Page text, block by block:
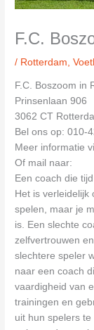
F.C.
/ Rotterdam ,
F.C. Boszoom in
Prinsenlaan 906
3062 CT
Bel ons op: 010-
Meer informatie
Of mail naar:
Een coach die
Het is verleidelijk
spelen, maar je
is. Een slechte
zelfvertrouwen
slechtere speler
naar een coach
vaardigheid van
trainingen en
uit hun spelers